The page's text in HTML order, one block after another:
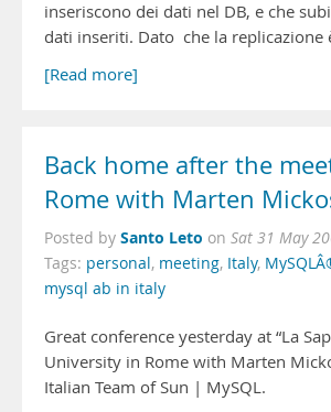
inseriscono dei dati nel DB, e che
dati inseriti. Dato che la replicazione
[Read more]
Back home after the
Rome with Marten
Posted by Santo Leto on Sat 31 May
Tags: personal, meeting, Italy,
mysql ab in italy
Great conference yesterday at “La
University in Rome with Marten
Italian Team of Sun | MySQL.